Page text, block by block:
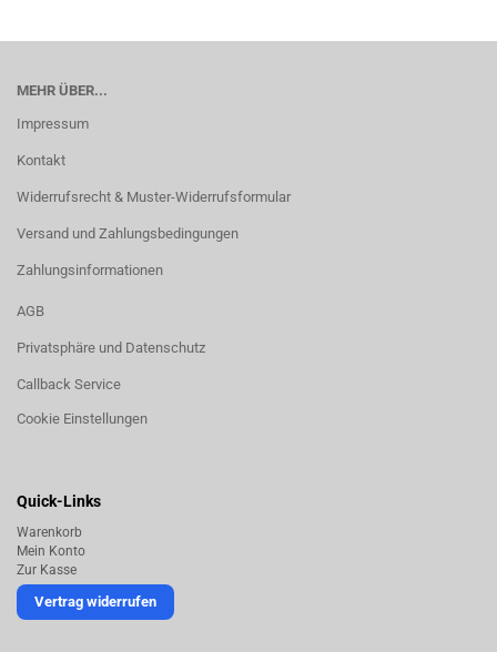
MEHR ÜBER...
Impressum
Kontakt
Widerrufsrecht & Muster-Widerrufsformular
Versand und Zahlungsbedingungen
Zahlungsinformationen
AGB
Privatsphäre und Datenschutz
Callback Service
Cookie Einstellungen
Quick-Links
Warenkorb
Mein Konto
Zur Kasse
Vertrag widerrufen